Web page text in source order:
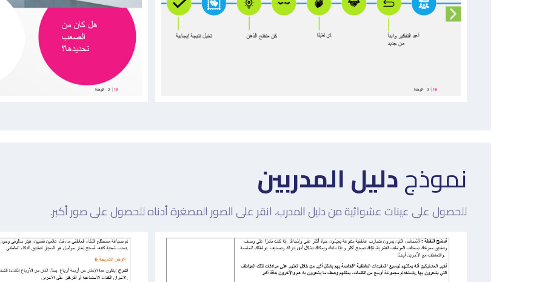
نموذجدليل المدربين
للحصول على عينات عشوائية من دليل المدرب، انقر على الصور المصغرة أدناه للحصول على صور أكبر.